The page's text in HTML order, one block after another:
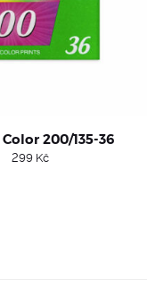
200/135-36
299 Kč